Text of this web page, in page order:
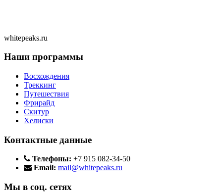
whitepeaks.ru
Наши программы
Восхождения
Треккинг
Путешествия
Фрирайд
Скитур
Хелиски
Контактные данные
Телефоны: +7 915 082-34-50
Email: mail@whitepeaks.ru
Мы в соц. сетях